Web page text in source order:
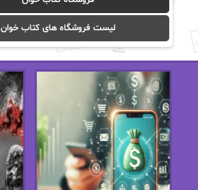
ا_اصغر زاده ا_اصغرزاده
اریک مورگنشترن از نیلوفر لاری
استفانی مهیر استل مسکم
اسما کافی اصغر زاده
افسانه سماوات اکرم محمدی
ال جی اسمیت الف صاد
لیست فروشگاه های کتاب خوان